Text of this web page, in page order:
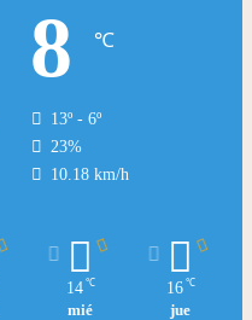
8 ℃
13º - 6º
23%
10.18 km/h
14 ℃
mié
16 ℃
jue